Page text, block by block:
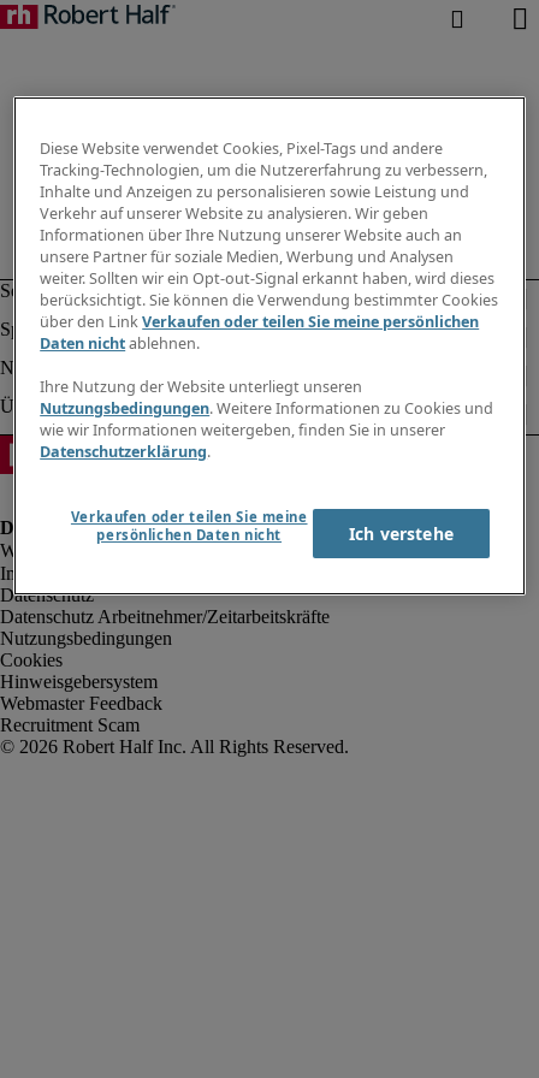
Impressum
Datenschutz
Datenschutz Arbeitnehmer/Zeitarbeitskräfte
Nutzungsbedingungen
Cookies
Hinweisgebersystem
Webmaster Feedback
Recruitment Scam
Diese Website verwendet Cookies, Pixel-Tags und andere
Tracking-Technologien, um die Nutzererfahrung zu verbessern,
Inhalte und Anzeigen zu personalisieren sowie Leistung und
Verkehr auf unserer Website zu analysieren. Wir geben
Informationen über Ihre Nutzung unserer Website auch an
unsere Partner für soziale Medien, Werbung und Analysen
weiter. Sollten wir ein Opt-out-Signal erkannt haben, wird dieses
berücksichtigt. Sie können die Verwendung bestimmter Cookies
über den LinkVerkaufen oder teilen Sie meine persönlichen
Daten nichtablehnen.
Ihre Nutzung der Website unterliegt unseren
Nutzungsbedingungen. Weitere Informationen zu Cookies und
wie wir Informationen weitergeben, finden Sie in unserer
Datenschutzerklärung.
Verkaufen oder teilen Sie meine
persönlichen Daten nicht
Ich verstehe